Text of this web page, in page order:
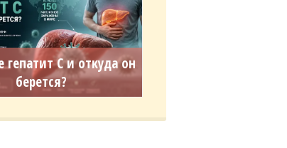
гепатит С и откуда он
берется?